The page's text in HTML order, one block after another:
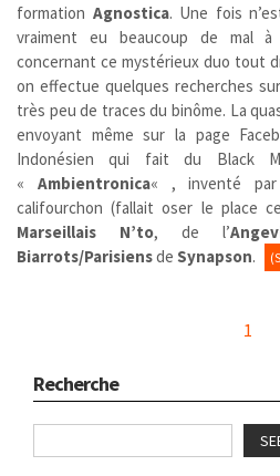
formation Agnostica. Une fois
vraiment eu beaucoup de mal
concernant ce mystérieux duo tout
on effectue quelques recherches
très peu de traces du binôme. La
envoyant même sur la page
Indonésien qui fait du Black
« Ambientronica« , inventé
califourchon (fallait oser le place
Marseillais
N’to, de l’
Biarrots/Parisiensde Synapson.
1
Recherche